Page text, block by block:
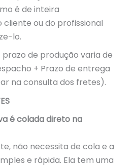
é de inteira
cliente ou do profissional
lo.
prazo de produção varia de
+ Prazo de entrega
na consulta dos fretes).
é colada direto na
não necessita de cola e a
e rápida. Ela tem uma